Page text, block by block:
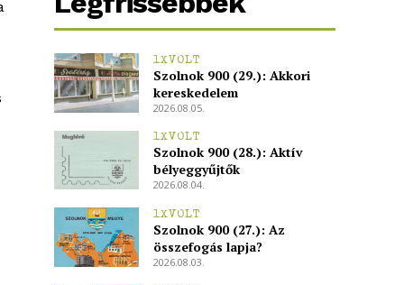
1XVOLT
Szolnok 900 (29.): Akkori
kereskedelem
2026.08.05.
1XVOLT
Szolnok 900 (28.): Aktív
bélyeggyűjtők
2026.08.04.
1XVOLT
Szolnok 900 (27.): Az
összefogás lapja?
2026.08.03.